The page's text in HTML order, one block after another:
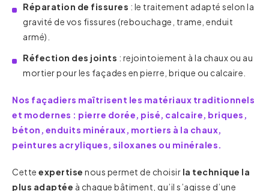
Réparation de fissures : le traitement adapté selon la
gravité de vos fissures (rebouchage, trame, enduit
armé).
Réfection des joints : rejointoiement à la chaux ou au
mortier pour les façades en pierre, brique ou calcaire.
Nos façadiers maîtrisent les matériaux traditionnels
et modernes : pierre dorée, pisé, calcaire, briques,
béton, enduits minéraux, mortiers à la chaux,
peintures acryliques, siloxanes ou minérales.
Cette expertise nous permet de choisir la technique la
plus adaptée à chaque bâtiment, qu’il s’agisse d’une